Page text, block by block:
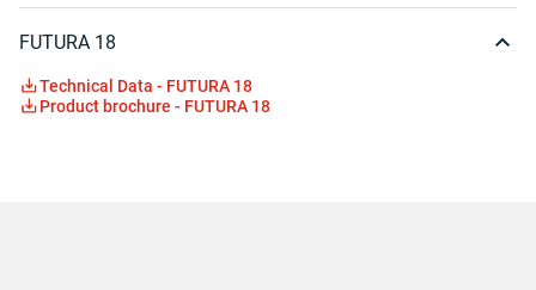
FUTURA 18
Technical Data - FUTURA 18
Product brochure - FUTURA 18